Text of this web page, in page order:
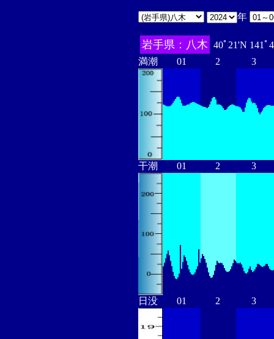
年
岩手県：八木 40ﾟ21'N 141ﾟ
満潮
01 2 3
干潮 01 2 3
日没 01 2 3